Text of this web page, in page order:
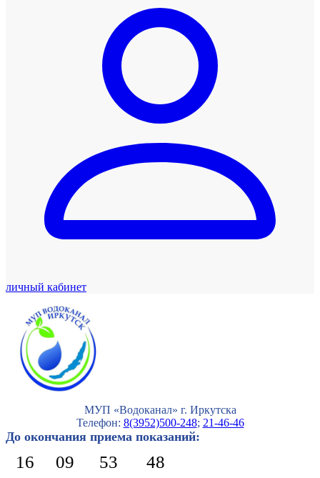
личный кабинет
МУП «Водоканал» г. Иркутска
Телефон: 8(3952)500-248; 21-46-46
До окончания приема показаний:
16 09 53 47